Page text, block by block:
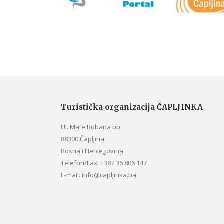
Turistička organizacija ČAPLJINKA
UI. Mate Bobana bb
88300 Čapljina
Bosna i Hercegovina
Telefon/Fax: +387 36 806 147
E-mail: info@capljinka.ba